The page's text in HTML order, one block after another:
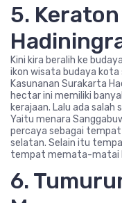
5.
Kini kira beralih ke
ikon wisata budaya kota
Kasunanan Surakarta
hectar ini memiliki
kerajaan. Lalu ada
Yaitu menara
percaya sebagai
selatan. Selain itu
tempat memata-matai
6.